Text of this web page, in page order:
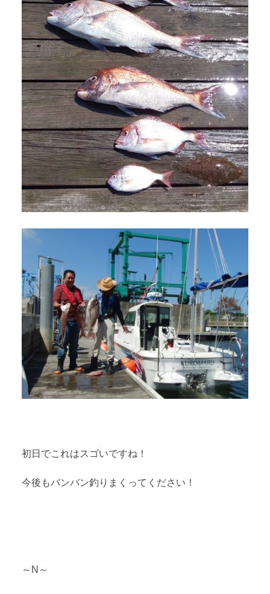
初日でこれはスゴいですね！
今後もバンバン釣りまくってください！
～N～